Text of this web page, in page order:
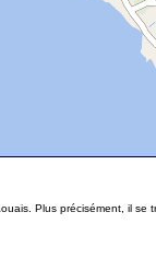
Plus précisément, il se